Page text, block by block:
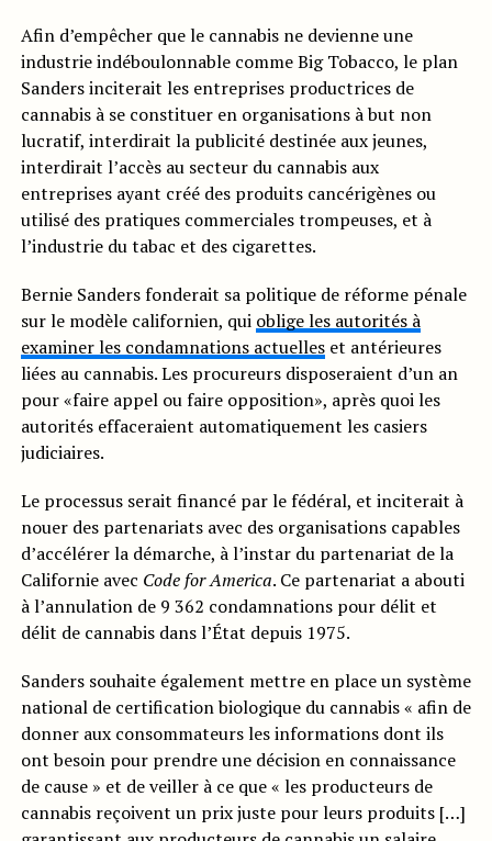
Afin d’empêcher que le cannabis ne devienne une
industrie indéboulonnable comme Big Tobacco, le plan
Sanders inciterait les entreprises productrices de
cannabis à se constituer en organisations à but non
lucratif, interdirait la publicité destinée aux jeunes,
interdirait l’accès au secteur du cannabis aux
entreprises ayant créé des produits cancérigènes ou
utilisé des pratiques commerciales trompeuses, et à
l’industrie du tabac et des cigarettes.
Bernie Sanders fonderait sa politique de réforme pénale
sur le modèle californien, qui oblige les autorités à
examiner les condamnations actuelleset antérieures
liées au cannabis. Les procureurs disposeraient d’un an
pour «faire appel ou faire opposition», après quoi les
autorités effaceraient automatiquement les casiers
judiciaires.
Le processus serait financé par le fédéral, et inciterait à
nouer des partenariats avec des organisations capables
d’accélérer la démarche, à l’instar du partenariat de la
Californie avec Code for America. Ce partenariat a abouti
à l’annulation de 9 362 condamnations pour délit et
délit de cannabis dans l’État depuis 1975.
Sanders souhaite également mettre en place un système
national de certification biologique du cannabis « afin de
donner aux consommateurs les informations dont ils
ont besoin pour prendre une décision en connaissance
de cause » et de veiller à ce que « les producteurs de
cannabis reçoivent un prix juste pour leurs produits […]